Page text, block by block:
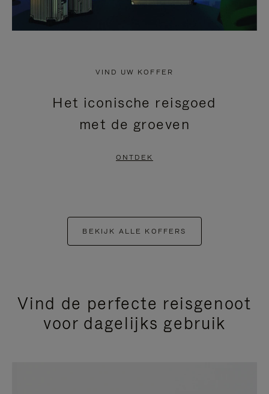
VIND UW KOFFER
Het iconische reisgoed
met de groeven
ONTDEK
BEKIJK ALLE KOFFERS
Vind de perfecte reisgenoot
voor dagelijks gebruik